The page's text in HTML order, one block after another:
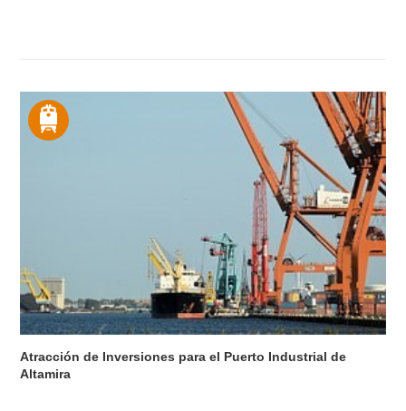
Atracción de Inversiones para el Puerto Industrial de
Altamira